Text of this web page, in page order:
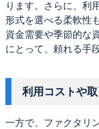
ります。さらに、利
形式を選べる柔軟性
資金需要や季節的な
にとって、頼れる手
利用コストや
一方で、ファクタリ